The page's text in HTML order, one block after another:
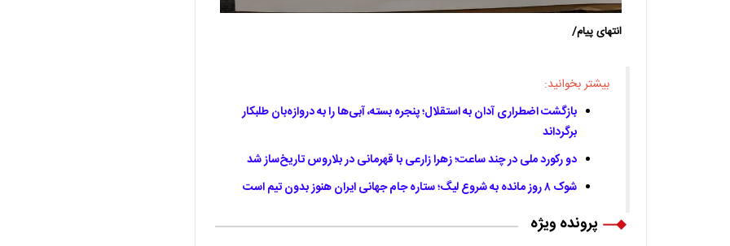
انتهای پیام/
بیشتر بخوانید:
بازگشت اضطراری آدان به استقلال؛ پنجره بسته، آبی‌ها را به دروازه‌بان طلبکار
برگرداند
دو رکورد ملی در چند ساعت؛ زهرا زارعی با قهرمانی در بلاروس تاریخ‌ساز شد
شوک ۸ روز مانده به شروع لیگ؛ ستاره جام جهانی ایران هنوز بدون تیم است
پرونده ویژه